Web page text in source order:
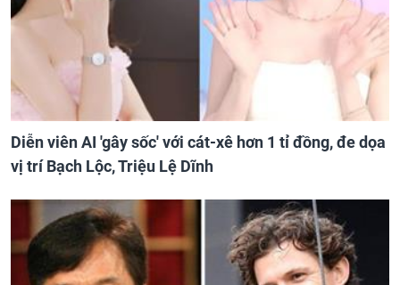
Diễn viên AI 'gây sốc' với cát-xê hơn 1 tỉ đồng, đe dọa
vị trí Bạch Lộc, Triệu Lệ Dĩnh